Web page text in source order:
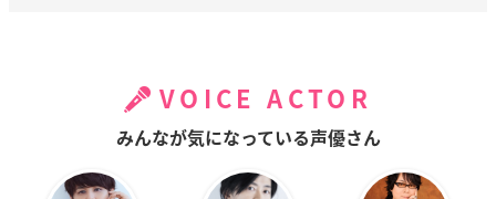
VOICE ACTOR
みんなが気になっている声優さん